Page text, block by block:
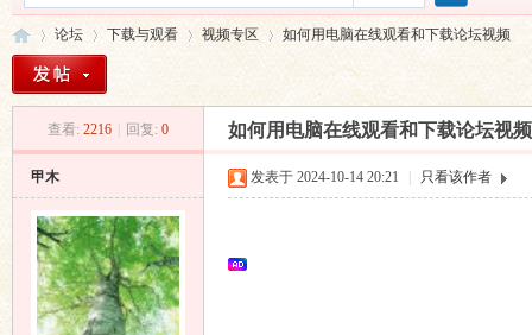
搜
索
周易教
每日一
论坛
›
下载与观看 视频专区
›
如何用电脑在线观看和下载论坛视频
查看: 2216 回复: 0 如何用电脑在线观看和下载论坛视频
甲木 发表于 2024-10-14 20:21 只看该作者